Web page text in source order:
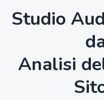
Studio
Analisi